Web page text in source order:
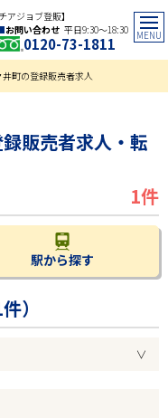
ジョブ登販】
お問い合わせ 平日9:30〜18:30
0120-73-1811
町の登録販売者求人
販売者求人・転
1件
駅から探す
）